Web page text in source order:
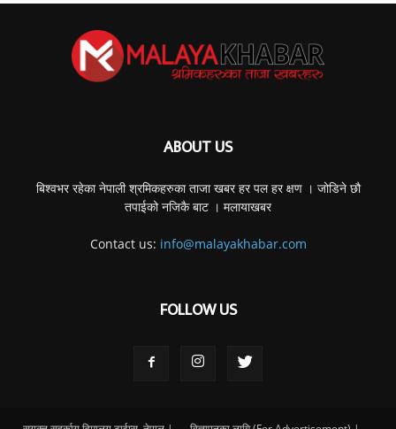
ABOUT US
बिश्वभर रहेका नेपाली श्रमिकहरुका ताजा खबर हर पल हर क्षण । जोडिने छौ
तपाईको नजिकै बाट । मलायाखबर
Contact us: info@malayakhabar.com
FOLLOW US